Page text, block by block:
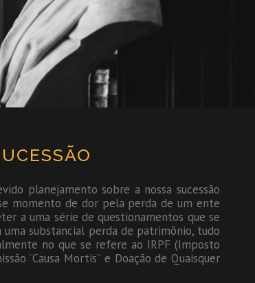
planejamento sobre a nossa sucessão
momento de dor pela perda de um ente
a uma série de questionamentos que se
substancial perda de patrimônio, tudo
no que se refere ao IRPF (Imposto
“Causa Mortis” e Doação de Quaisquer